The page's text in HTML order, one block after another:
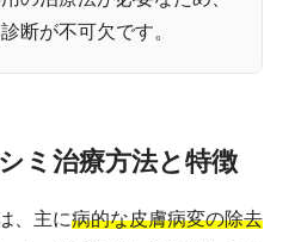
断が不可欠です。
ミ治療方法と特徴
、主に病的な皮膚病変の除去